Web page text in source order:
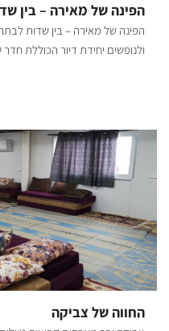
הפינה של מאירה – בין
הפינה של מאירה – בין שדות
ולנופשים יחידת דיור הכוללת
שוקדה ושדות הכלניות של
צבעים, מזמין ומרתק בתקופת
לטיולי מדבר, נוף כפרי, מסלולי
סיפור ההתיישבות בחבל הארץ
במרחב הנגב המערבי. לאורחינו
למסלולי רכיבה על אופניים,
נסיעה לבאר שבע. סיור מודרך
הנגב המערבי כמו: "חץ שחור",
במגדל המים של קיבוץ בארות
העוסקים ביצירה בקרמיקה, עץ,
משעה 15:00 יציאה במוצ"ש עד 21:00, יציאה ביום ראשון – עד 11:00.
החווה של צביקה